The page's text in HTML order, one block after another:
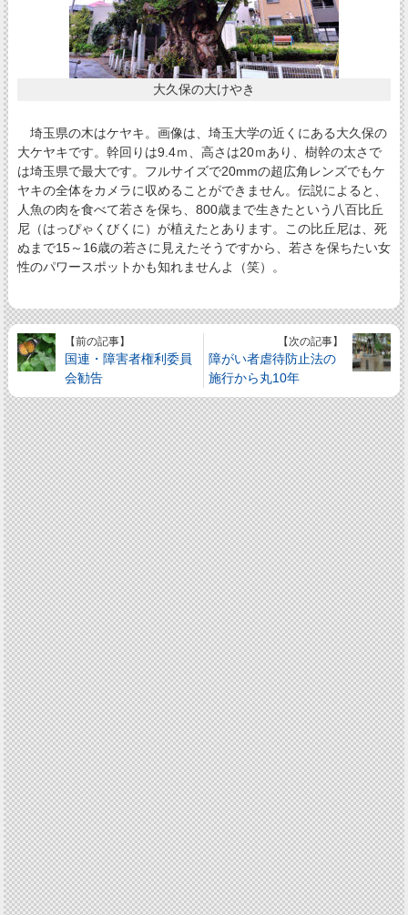
大久保の大けやき
埼玉県の木はケヤキ。画像は、埼玉大学の近くにある大久保の
大ケヤキです。幹回りは9.4ｍ、高さは20ｍあり、樹幹の太さで
は埼玉県で最大です。フルサイズで20mmの超広角レンズでもケ
ヤキの全体をカメラに収めることができません。伝説によると、
人魚の肉を食べて若さを保ち、800歳まで生きたという八百比丘
尼（はっぴゃくびくに）が植えたとあります。この比丘尼は、死
ぬまで15～16歳の若さに見えたそうですから、若さを保ちたい女
性のパワースポットかも知れませんよ（笑）。
【前の記事】
国連・障害者権利委員
会勧告
【次の記事】
障がい者虐待防止法の
施行から丸10年